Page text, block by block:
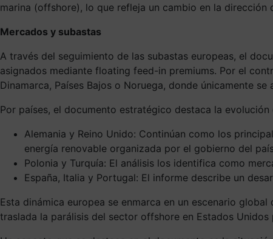
marina (offshore), lo que refleja un cambio en la
Mercados y subastas
A través del seguimiento de las subastas europeas, el
asignados mediante floating feed-in premiums. Por el
Dinamarca, Países Bajos o Noruega, donde únicamente se
Por países, el documento estratégico destaca la evolución
Alemania y Reino Unido: Continúan como los
energía renovable organizada por el gobierno del
Polonia y Turquía: El análisis los identifica como
España, Italia y Portugal: El informe describe un
Esta dinámica europea se enmarca en un escenario
traslada la parálisis del sector offshore en Estados